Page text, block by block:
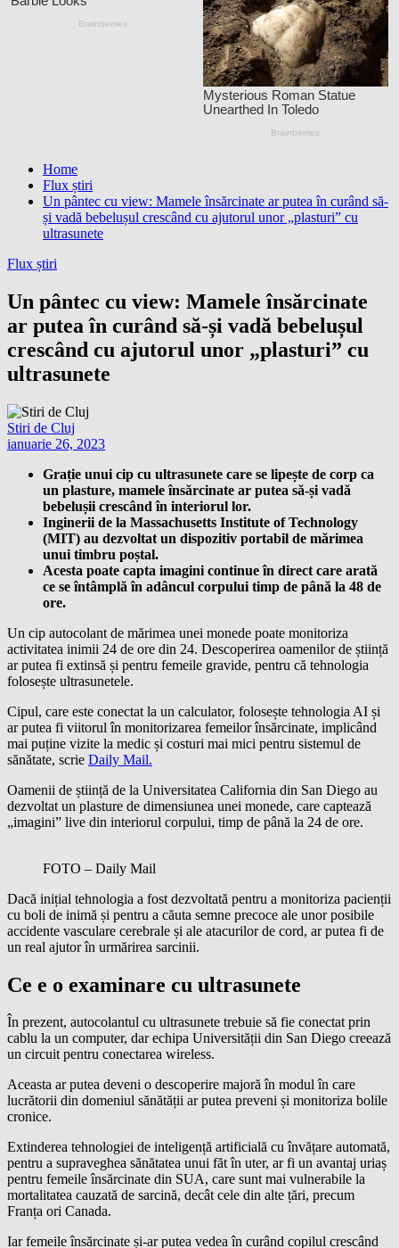
Home
Flux știri
Un pântec cu view: Mamele însărcinate ar putea în curând să-
și vadă bebelușul crescând cu ajutorul unor „plasturi” cu
ultrasunete
Flux știri
Un pântec cu view: Mamele însărcinate
ar putea în curând să-și vadă bebelușul
crescând cu ajutorul unor „plasturi” cu
ultrasunete
Stiri de Cluj
ianuarie 26, 2023
Grație unui cip cu ultrasunete care se lipește de corp ca
un plasture, mamele însărcinate ar putea să-și vadă
bebelușii crescând în interiorul lor.
Inginerii de la Massachusetts Institute of Technology
(MIT) au dezvoltat un dispozitiv portabil de mărimea
unui timbru poștal.
Acesta poate capta imagini continue în direct care arată
ce se întâmplă în adâncul corpului timp de până la 48 de
ore.
Un cip autocolant de mărimea unei monede poate monitoriza
activitatea inimii 24 de ore din 24. Descoperirea oamenilor de știință
ar putea fi extinsă și pentru femeile gravide, pentru că tehnologia
folosește ultrasunetele.
Cipul, care este conectat la un calculator, folosește tehnologia AI și
ar putea fi viitorul în monitorizarea femeilor însărcinate, implicând
mai puține vizite la medic și costuri mai mici pentru sistemul de
sănătate, scrie Daily Mail.
Oamenii de știință de la Universitatea California din San Diego au
dezvoltat un plasture de dimensiunea unei monede, care captează
„imagini” live din interiorul corpului, timp de până la 24 de ore.
FOTO – Daily Mail
Dacă inițial tehnologia a fost dezvoltată pentru a monitoriza pacienții
cu boli de inimă și pentru a căuta semne precoce ale unor posibile
accidente vasculare cerebrale și ale atacurilor de cord, ar putea fi de
un real ajutor în urmărirea sarcinii.
Ce e o examinare cu ultrasunete
În prezent, autocolantul cu ultrasunete trebuie să fie conectat prin
cablu la un computer, dar echipa Universității din San Diego creează
un circuit pentru conectarea wireless.
Aceasta ar putea deveni o descoperire majoră în modul în care
lucrătorii din domeniul sănătății ar putea preveni și monitoriza bolile
cronice.
Extinderea tehnologiei de inteligență artificială cu învățare automată,
pentru a supraveghea sănătatea unui făt în uter, ar fi un avantaj uriaș
pentru femeile însărcinate din SUA, care sunt mai vulnerabile la
mortalitatea cauzată de sarcină, decât cele din alte țări, precum
Franța ori Canada.
Iar femeile însărcinate și-ar putea vedea în curând copilul crescând